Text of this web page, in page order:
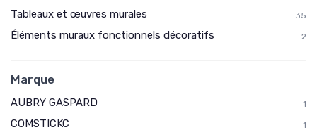
Tableaux et œuvres murales 35
Éléments muraux fonctionnels décoratifs 2
Marque
AUBRY GASPARD 1
COMSTICKC 1